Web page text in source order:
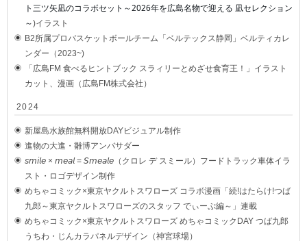
ト三ツ矢凪のコラボセット～2026年を広島名物で迎える 凪セレクション
～)イラスト
B2所属プロバスケットボールチーム「ベルテックス静岡」ベルティカレ
ンダー（2023~)
「広島FM 食べるヒントブック スラィリーとめざせ食育王！」イラスト
カット、漫画（広島FM株式会社）
2024
新屋島水族館無料開放DAYビジュアル制作
進物の大進・雛博アンバサダー
𝘴𝘮𝘪𝘭𝘦 × 𝘮𝘦𝘢𝘭 = 𝘚𝘮𝘦𝘢𝘭𝘦（クロレ デ スミール）フードトラック車体イラ
スト・ロゴデザイン制作
めちゃコミック×東京ヤクルトスワローズ コラボ漫画「続!はたらけ!つば
九郎～東京ヤクルトスワローズのスタッフ でぃーぷ編～」連載
めちゃコミック×東京ヤクルトスワローズ めちゃコミックDAY つば九郎
うちわ・じんカラパネルデザイン（神宮球場）